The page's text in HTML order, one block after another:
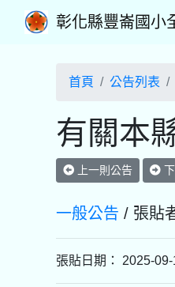
彰化縣豐崙國小
首頁 公告列表
有關本
上一則公告
一般公告 / 張貼
張貼日期： 2025-